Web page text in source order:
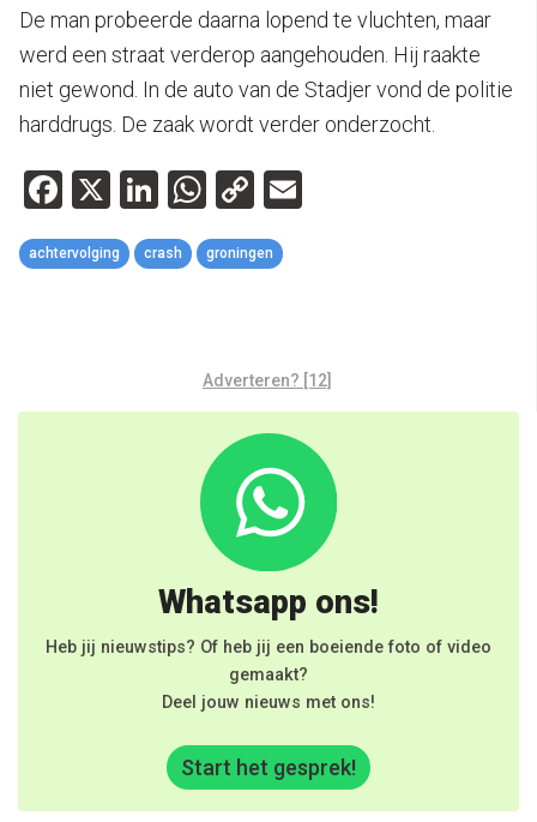
De man probeerde daarna lopend te vluchten, maar
werd een straat verderop aangehouden. Hij raakte
niet gewond. In de auto van de Stadjer vond de politie
harddrugs. De zaak wordt verder onderzocht.
Facebook
X LinkedIn
WhatsApp
Copy
Link
achtervolging crash groningen
Adverteren? [12]
Whatsapp ons!
Heb jij nieuwstips? Of heb jij een boeiende foto of video
gemaakt?
Deel jouw nieuws met ons!
Start het gesprek!